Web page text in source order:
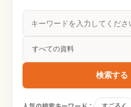
検索する